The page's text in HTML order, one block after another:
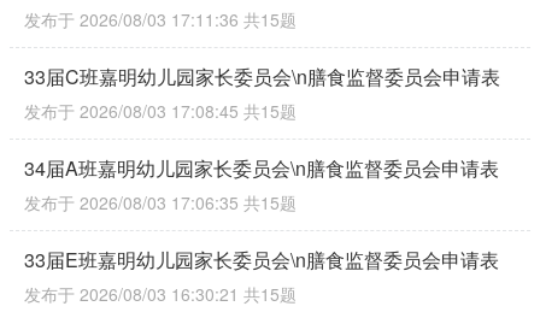
发布于 2026/08/03 17:11:36 共15题
33届C班嘉明幼儿园家长委员会\n膳食监督委员会申请表
发布于 2026/08/03 17:08:45 共15题
34届A班嘉明幼儿园家长委员会\n膳食监督委员会申请表
发布于 2026/08/03 17:06:35 共15题
33届E班嘉明幼儿园家长委员会\n膳食监督委员会申请表
发布于 2026/08/03 16:30:21 共15题